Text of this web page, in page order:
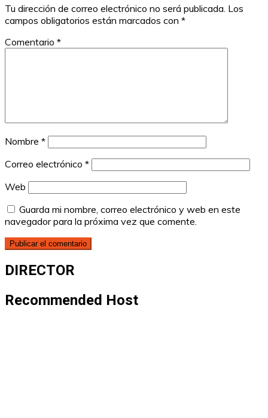
Tu dirección de correo electrónico no será publicada. Los
campos obligatorios están marcados con *
Comentario *
Nombre *
Correo electrónico *
Web
Guarda mi nombre, correo electrónico y web en este
navegador para la próxima vez que comente.
DIRECTOR
Recommended Host